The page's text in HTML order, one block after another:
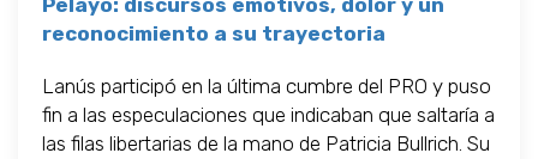
Pelayo: discursos emotivos, dolor y un
reconocimiento a su trayectoria
Lanús participó en la última cumbre del PRO y puso
fin a las especulaciones que indicaban que saltaría a
las filas libertarias de la mano de Patricia Bullrich. Su